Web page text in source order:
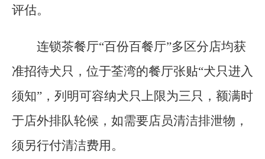
评估。
连锁茶餐厅“百份百餐厅”多区分店均获
准招待犬只，位于荃湾的餐厅张贴“犬只进入
须知”，列明可容纳犬只上限为三只，额满时
于店外排队轮候，如需要店员清洁排泄物，
须另行付清洁费用。